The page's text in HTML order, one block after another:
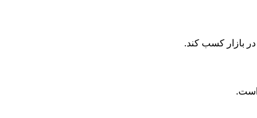
بازار کسب کند.
است.